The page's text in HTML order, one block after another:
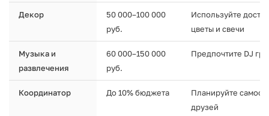
Декор
50 000–100 000
руб.
Используйте
цветы и свечи
Музыка и
развлечения
60 000–150 000
руб.
Предпочтите DJ
Координатор До 10% бюджета
Планируйте
друзей